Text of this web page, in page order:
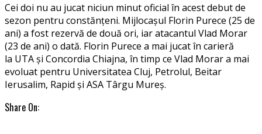
Cei doi nu au jucat niciun minut oficial în acest debut de
sezon pentru constănţeni. Mijlocaşul Florin Purece (25 de
ani) a fost rezervă de două ori, iar atacantul Vlad Morar
(23 de ani) o dată. Florin Purece a mai jucat în carieră
la UTA şi Concordia Chiajna, în timp ce Vlad Morar a mai
evoluat pentru Universitatea Cluj, Petrolul, Beitar
Ierusalim, Rapid şi ASA Târgu Mureş.
Share On: